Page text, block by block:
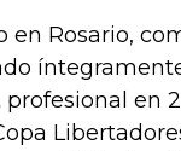
en Rosario,
en